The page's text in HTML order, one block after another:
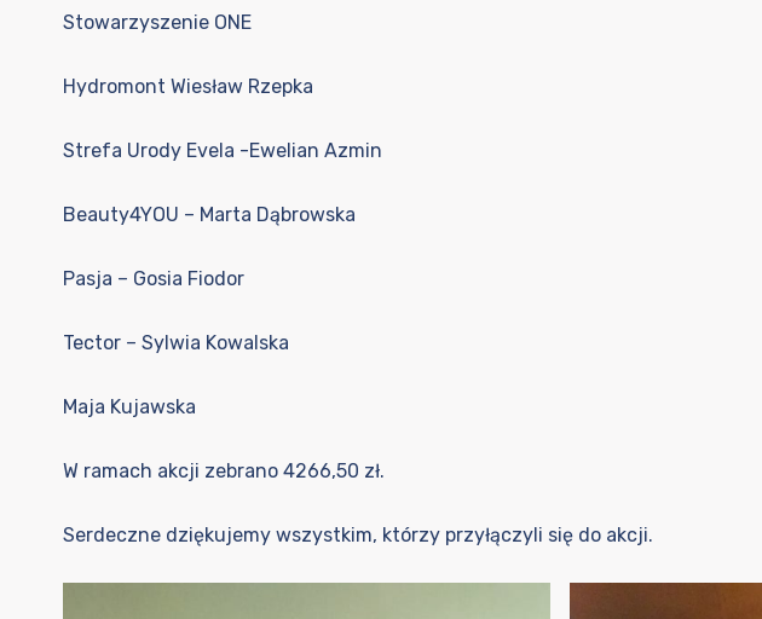
Stowarzyszenie ONE
Hydromont Wiesław Rzepka
Strefa Urody Evela -Ewelian Azmin
Beauty4YOU – Marta Dąbrowska
Pasja – Gosia Fiodor
Tector – Sylwia Kowalska
Maja Kujawska
W ramach akcji zebrano 4266,50 zł.
Serdeczne dziękujemy wszystkim, którzy przyłączyli się do akcji.